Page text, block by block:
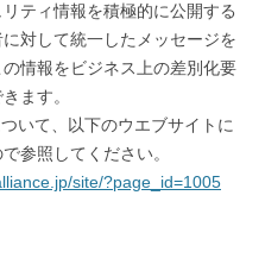
ティ情報を積極的に公開する
対して統一したメッセージを
情報をビジネス上の差別化要
ます。
いて、以下のウエブサイトに
参照してください。
site/?page_id=1005